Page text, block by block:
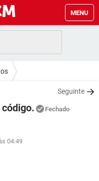
MENU
Seguinte
Fechado
04:49